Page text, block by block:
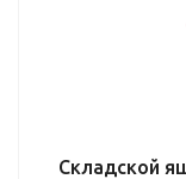
Складской